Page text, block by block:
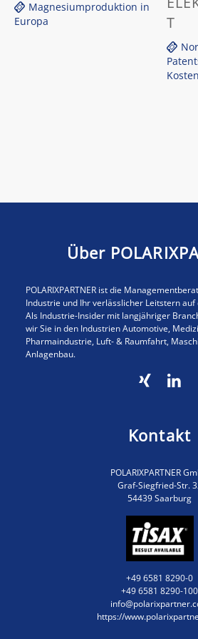
Magnesiumproduktion in
Europa
T
Über
POLARIXPARTNER ist die
Industrie und Ihr verlässlicher Leitstern auf
Als Industrie-Insider mit langjähriger
wir Sie in den Industrien Automotive,
Pharmaindustrie, Luft- & Raumfahrt,
Anlagenbau.
Kontakt
POLARIXPARTNER
Graf-Siegfried-Str.
54439 Saarburg
+49 6581 8290-0
+49 6581 8290-100
https://